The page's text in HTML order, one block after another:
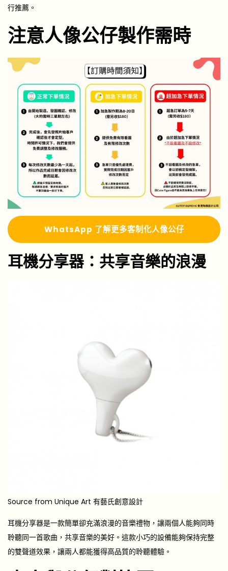
行推薦。
注意人像公仔製作需時
WhatsApp 了解更多客制化人像公仔
耳機分享器：共享音樂的浪漫
Source from Unique Art 有藝氏創意設計
耳機分享器是一款簡單卻充滿浪漫的音樂禮物，讓兩個人能夠同時
聆聽同一首歌曲，共享音樂的美好。這款小巧的設備能夠保持完整
的雙聲道效果，讓兩人都能獲得高品質的聆聽體驗。